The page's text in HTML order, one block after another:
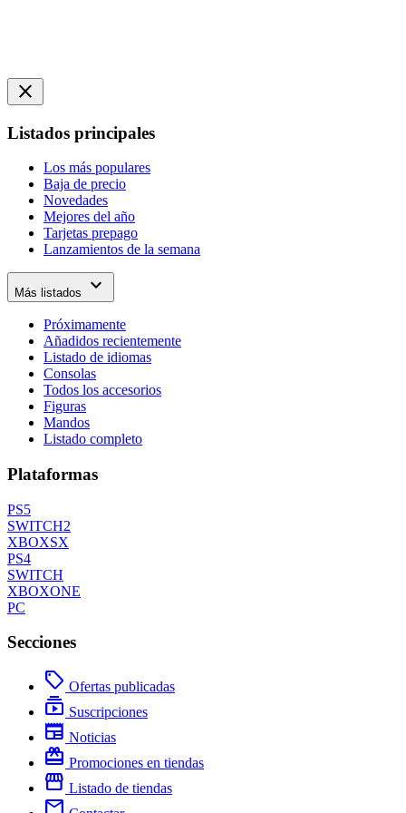
close
Listados principales
Los más populares
Baja de precio
Novedades
Mejores del año
Tarjetas prepago
Lanzamientos de la semana
Más listados expand_more
Próximamente
Añadidos recientemente
Listado de idiomas
Consolas
Todos los accesorios
Figuras
Mandos
Listado completo
Plataformas
PS5
SWITCH2
XBOXSX
PS4
SWITCH
XBOXONE
PC
Secciones
local_offer Ofertas publicadas
subscriptions Suscripciones
newspaper Noticias
redeem Promociones en tiendas
storefront Listado de tiendas
mail